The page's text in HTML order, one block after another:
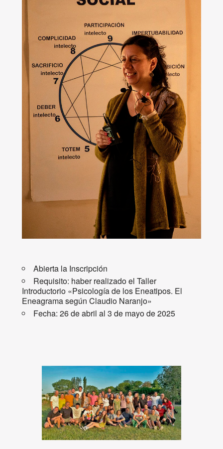
Abierta la Inscripción
Requisito: haber realizado el Taller
Introductorio «Psicología de los Eneatipos. El
Eneagrama según Claudio Naranjo»
Fecha: 26 de abril al 3 de mayo de 2025